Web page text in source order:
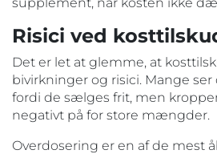
Risici ved
Det er let at glemme, at
bivirkninger og risici. Mange
fordi de sælges frit, men
negativt på for store mængder.
Overdosering er en af de mest